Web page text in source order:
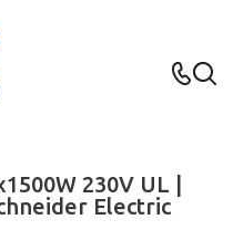
230V UL |
Electric